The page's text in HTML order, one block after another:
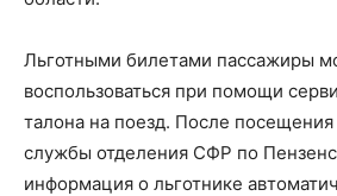
Льготными билетами пассажиры
воспользоваться при помощи
талона на поезд. После посещения
службы отделения СФР по
информация о льготнике